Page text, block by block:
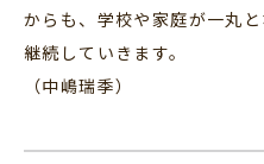
からも、学校や家庭が一丸
継続していきます。
（中嶋瑞季）